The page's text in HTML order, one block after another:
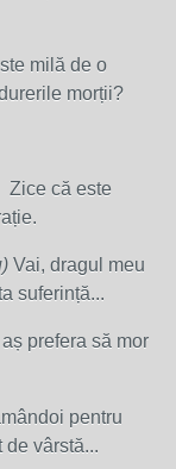
milă de o
morții?
Zice că este
Vai, dragul meu
suferință...
prefera să mor
pentru
vârstă...